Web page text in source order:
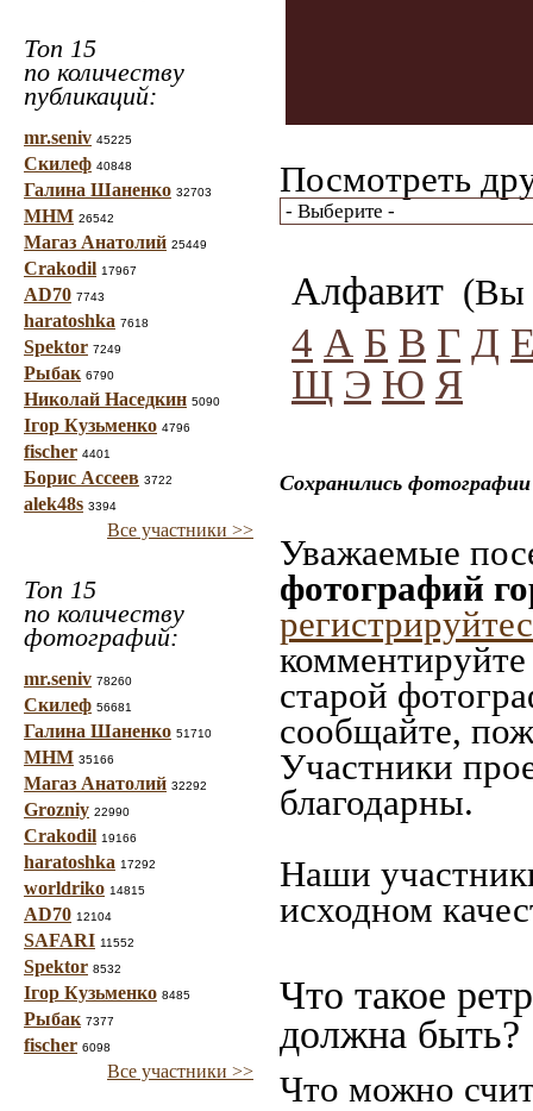
Топ 15
по количеству
публикаций:
mr.seniv 45225
Скилеф 40848
Галина Шаненко 32703
МНМ 26542
Магаз Анатолий 25449
Crakodil 17967
AD70 7743
haratoshka 7618
Spektor 7249
Рыбак 6790
Николай Наседкин 5090
Ігор Кузьменко 4796
fischer 4401
Борис Ассеев 3722
alek48s 3394
Все участники >>
Топ 15
по количеству
фотографий:
mr.seniv 78260
Скилеф 56681
Галина Шаненко 51710
МНМ 35166
Магаз Анатолий 32292
Grozniy 22990
Crakodil 19166
haratoshka 17292
worldriko 14815
AD70 12104
SAFARI 11552
Spektor 8532
Ігор Кузьменко 8485
Рыбак 7377
fischer 6098
Все участники >>
Посмотреть
Алфавит (Вы
4 А Б В Г Д
Щ Э Ю Я
Сохранились
Уважаемые
фотографий
старой
сообщайте,
Участники
благодарны.
Наши
исходном
Что такое
должна быть?
Что можно